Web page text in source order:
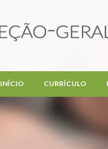
INÍCIO CURRÍCULO